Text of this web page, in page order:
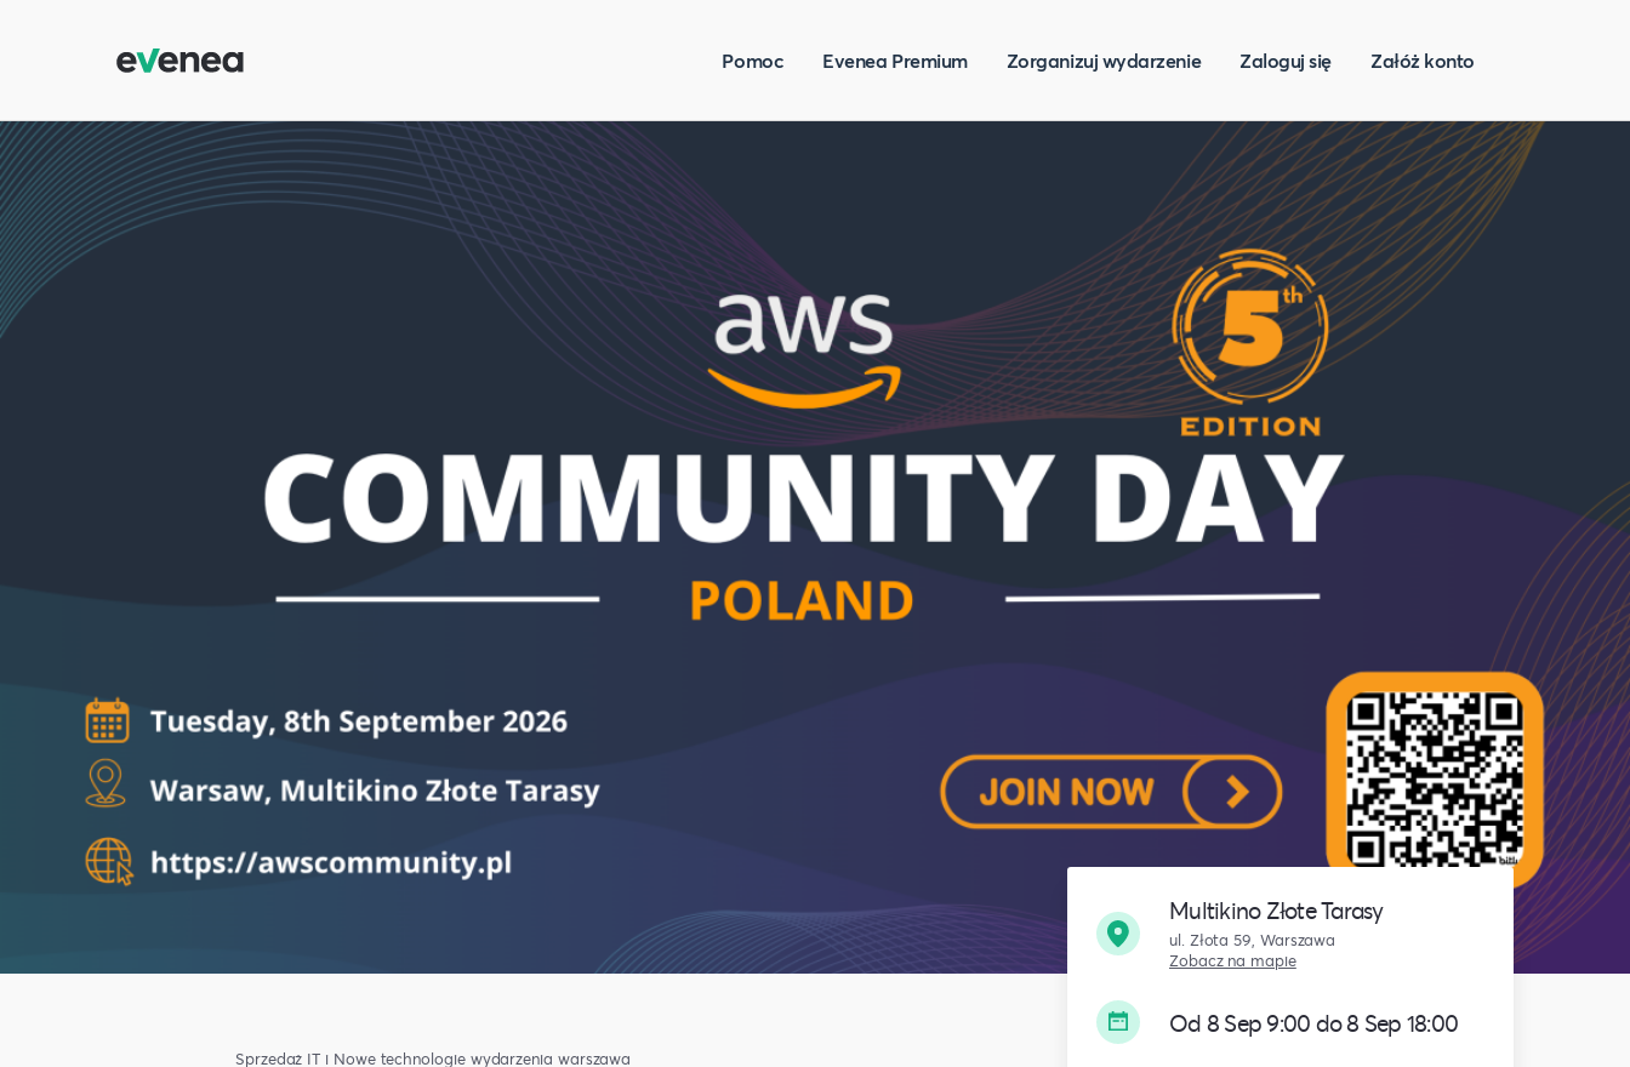
Pomoc Evenea Premium Zorganizuj wydarzenie Zaloguj się Załóż konto
Sprzedaż IT i Nowe technologie wydarzenia warszawa
Multikino Złote Tarasy
ul. Złota 59, Warszawa
Zobacz na mapie
Od 8 Sep 9:00 do 8 Sep 18:00